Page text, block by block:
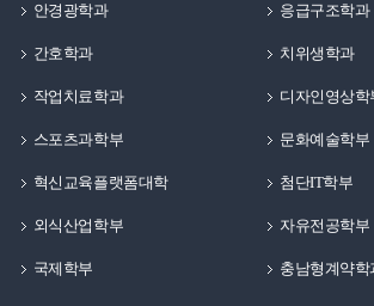
안경광학과 응급구조학과
간호학과 치위생학과
작업치료학과 디자인영상학
스포츠과학부 문화예술학부
혁신교육플랫폼대학 첨단IT학부
외식산업학부 자유전공학부
국제학부 충남형계약학